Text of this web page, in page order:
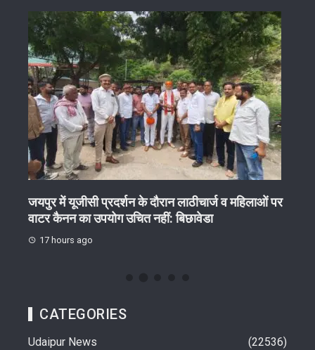
जयपुर में यूजीसी प्रदर्शन के दौरान लाठीचार्ज व महिलाओं पर
वाटर कैनन का उपयोग उचित नहीं: बिछावेडा
17 hours ago
CATEGORIES
Udaipur News
22536